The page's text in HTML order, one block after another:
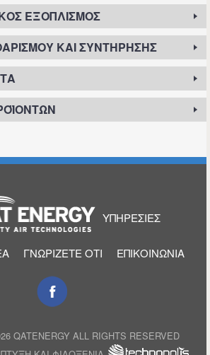
ΕΞΟΠΛΙΣΜΌΣ
ΚΑΙ ΣΥΝΤΉΡΗΣΗΣ
ΥΠΗΡΕΣΊΕΣ
ΓΝΩΡΊΖΕΤΕ ΌΤΙ ΕΠΙΚΟΙΝΩΝΊΑ
QATENERGY ALL RIGHTS RESERVED